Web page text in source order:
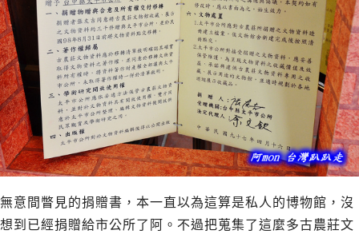
無意間瞥見的捐贈書，本一直以為這算是私人的博物館，沒
想到已經捐贈給市公所了阿。不過把蒐集了這麼多古農莊文